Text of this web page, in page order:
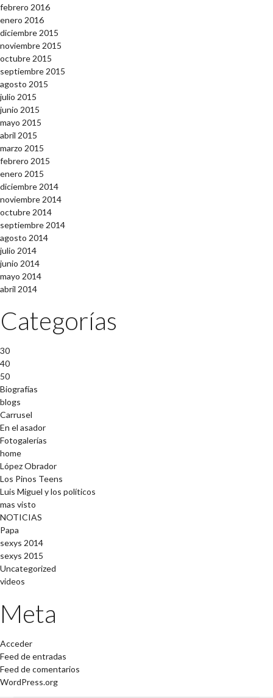
febrero 2016
enero 2016
diciembre 2015
noviembre 2015
octubre 2015
septiembre 2015
agosto 2015
julio 2015
junio 2015
mayo 2015
abril 2015
marzo 2015
febrero 2015
enero 2015
diciembre 2014
noviembre 2014
octubre 2014
septiembre 2014
agosto 2014
julio 2014
junio 2014
mayo 2014
abril 2014
Categorías
30
40
50
Biografías
blogs
Carrusel
En el asador
Fotogalerías
home
López Obrador
Los Pinos Teens
Luis Miguel y los políticos
mas visto
NOTICIAS
Papa
sexys 2014
sexys 2015
Uncategorized
videos
Meta
Acceder
Feed de entradas
Feed de comentarios
WordPress.org